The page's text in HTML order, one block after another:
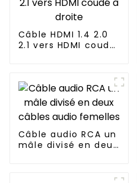
Câble HDMI 1.4 2.0
2.1 vers HDMI coudé
Câble audio RCA un
mâle divisé en deux